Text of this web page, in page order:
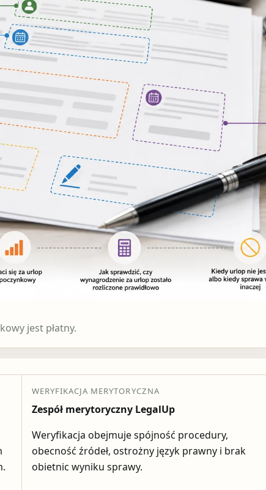
jest płatny.
WERYFIKACJA MERYTORYCZNA
Zespół merytoryczny LegalUp
Weryfikacja obejmuje spójność procedury,
obecność źródeł, ostrożny język prawny i brak
obietnic wyniku sprawy.